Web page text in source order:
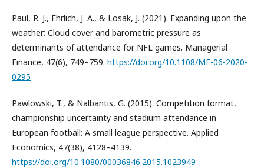
Paul, R. J., Ehrlich, J. A., & Losak, J. (2021). Expanding upon the
weather: Cloud cover and barometric pressure as
determinants of attendance for NFL games. Managerial
Finance, 47(6), 749–759. https://doi.org/10.1108/MF-06-2020-
0295
Pawlowski, T., & Nalbantis, G. (2015). Competition format,
championship uncertainty and stadium attendance in
European football: A small league perspective. Applied
Economics, 47(38), 4128–4139.
https://doi.org/10.1080/00036846.2015.1023949